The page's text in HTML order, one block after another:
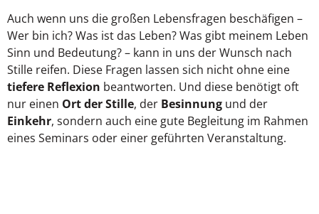
Auch wenn uns die großen Lebensfragen beschäfigen –
Wer bin ich? Was ist das Leben? Was gibt meinem Leben
Sinn und Bedeutung? – kann in uns der Wunsch nach
Stille reifen. Diese Fragen lassen sich nicht ohne eine
tiefere Reflexion beantworten. Und diese benötigt oft
nur einen Ort der Stille, der Besinnung und der
Einkehr, sondern auch eine gute Begleitung im Rahmen
eines Seminars oder einer geführten Veranstaltung.